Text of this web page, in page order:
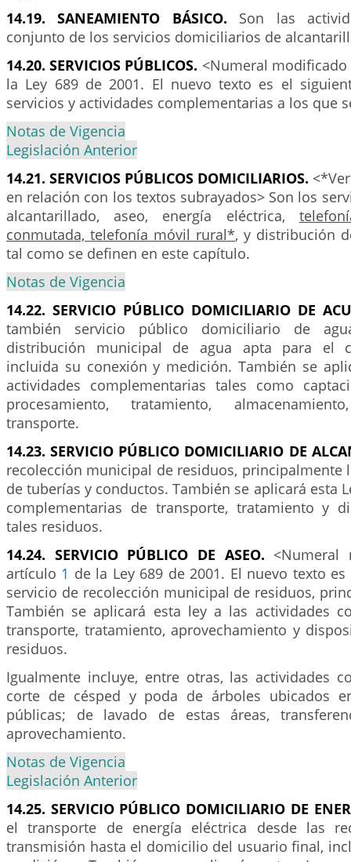
14.19. SANEAMIENTO BÁSICO. Son las
conjunto de los servicios domiciliarios de
14.20. SERVICIOS PÚBLICOS. <Numeral
la Ley 689 de 2001. El nuevo texto es el
servicios y actividades complementarias a los que
Notas de Vigencia
Legislación Anterior
14.21. SERVICIOS PÚBLICOS DOMICILIARIOS.
en relación con los textos subrayados> Son los
alcantarillado, aseo, energía eléctrica,
conmutada, telefonía móvil rural*, y distribución
tal como se definen en este capítulo.
Notas de Vigencia
14.22. SERVICIO PÚBLICO DOMICILIARIO DE
también servicio público domiciliario de
distribución municipal de agua apta para el
incluida su conexión y medición. También se
actividades complementarias tales como
procesamiento, tratamiento,
transporte.
14.23. SERVICIO PÚBLICO DOMICILIARIO DE
recolección municipal de residuos, principalmente
de tuberías y conductos. También se aplicará esta
complementarias de transporte, tratamiento y
tales residuos.
14.24. SERVICIO PÚBLICO DE ASEO. <Numeral
artículo 1 de la Ley 689 de 2001. El nuevo texto
servicio de recolección municipal de residuos,
También se aplicará esta ley a las actividades
transporte, tratamiento, aprovechamiento y
residuos.
Igualmente incluye, entre otras, las actividades
corte de césped y poda de árboles ubicados
públicas; de lavado de estas áreas,
aprovechamiento.
Notas de Vigencia
Legislación Anterior
14.25. SERVICIO PÚBLICO DOMICILIARIO DE
el transporte de energía eléctrica desde las
transmisión hasta el domicilio del usuario final,